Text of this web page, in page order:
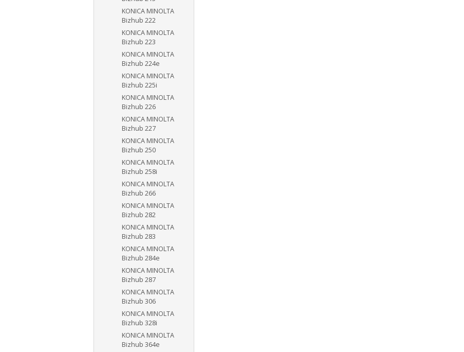
KONICA MINOLTA
Bizhub 222
KONICA MINOLTA
Bizhub 223
KONICA MINOLTA
Bizhub 224e
KONICA MINOLTA
Bizhub 225i
KONICA MINOLTA
Bizhub 226
KONICA MINOLTA
Bizhub 227
KONICA MINOLTA
Bizhub 250
KONICA MINOLTA
Bizhub 258i
KONICA MINOLTA
Bizhub 266
KONICA MINOLTA
Bizhub 282
KONICA MINOLTA
Bizhub 283
KONICA MINOLTA
Bizhub 284e
KONICA MINOLTA
Bizhub 287
KONICA MINOLTA
Bizhub 306
KONICA MINOLTA
Bizhub 328i
KONICA MINOLTA
Bizhub 364e